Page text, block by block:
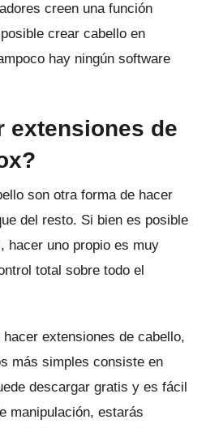
creen una función
crear cabello en
hay ningún software
extensiones de
son otra forma de hacer
del resto. Si bien es posible
hacer uno propio es muy
total sobre todo el
extensiones de cabello,
más simples consiste en
descargar gratis y es fácil
manipulación, estarás